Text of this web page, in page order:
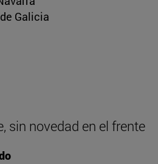
Galicia
sin novedad en el frente